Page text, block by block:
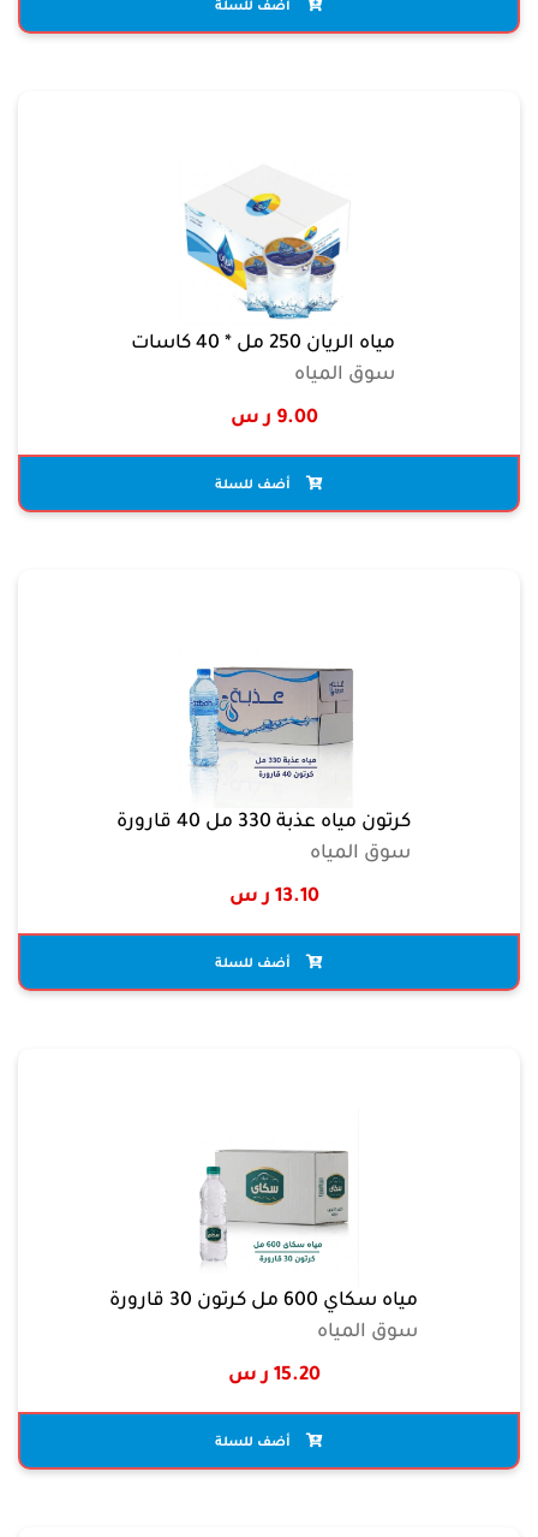
أضف للسلة
مياه الريان 250 مل * 40 كاسات
سوق المياه
9.00 ر س
أضف للسلة
كرتون مياه عذبة 330 مل 40 قارورة
سوق المياه
13.10 ر س
أضف للسلة
مياه سكاي 600 مل كرتون 30 قارورة
سوق المياه
15.20 ر س
أضف للسلة